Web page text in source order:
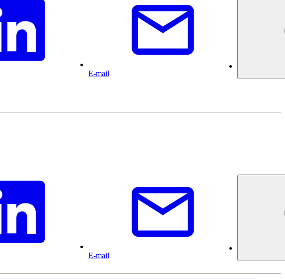
E-mail
E-mail